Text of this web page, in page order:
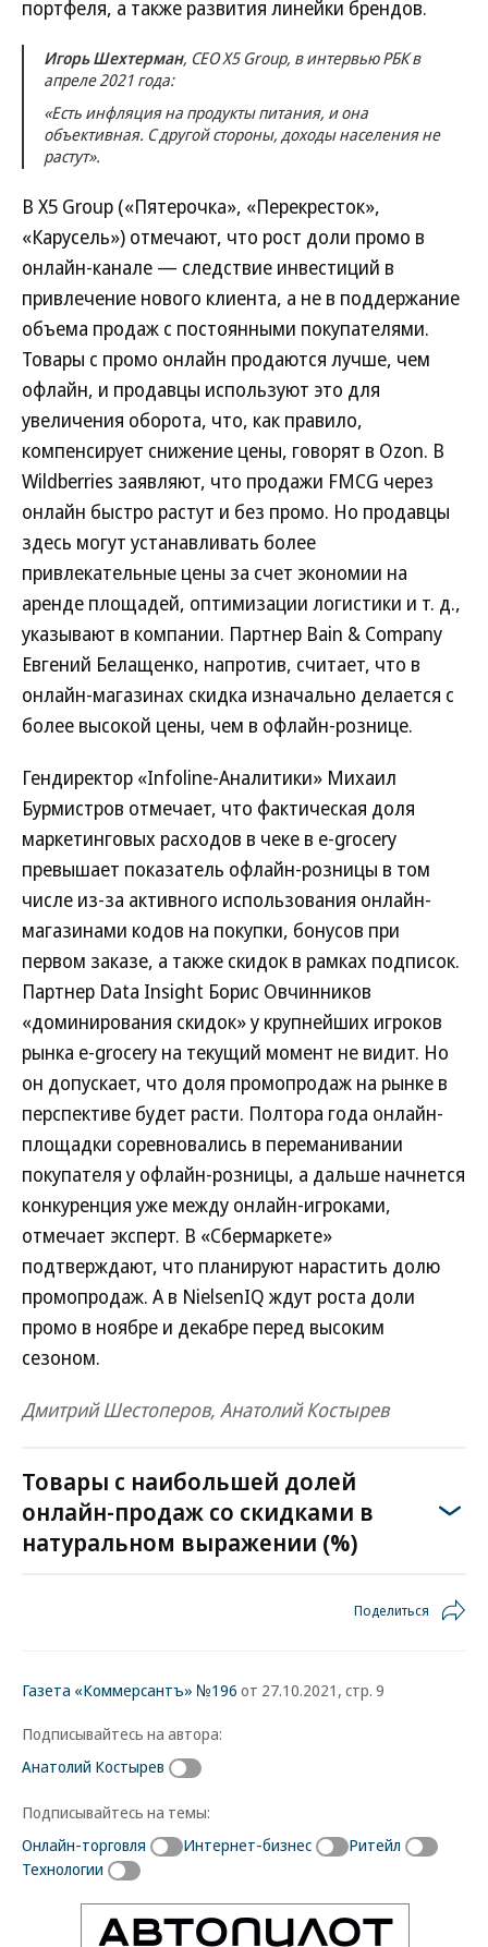
портфеля, а также развития линейки брендов.
Игорь Шехтерман, CEO X5 Group, в интервью РБК в
апреле 2021 года:
«Есть инфляция на продукты питания, и она
объективная. С другой стороны, доходы населения не
растут».
В X5 Group («Пятерочка», «Перекресток»,
«Карусель») отмечают, что рост доли промо в
онлайн-канале — следствие инвестиций в
привлечение нового клиента, а не в поддержание
объема продаж с постоянными покупателями.
Товары с промо онлайн продаются лучше, чем
офлайн, и продавцы используют это для
увеличения оборота, что, как правило,
компенсирует снижение цены, говорят в Ozon. В
Wildberries заявляют, что продажи FMCG через
онлайн быстро растут и без промо. Но продавцы
здесь могут устанавливать более
привлекательные цены за счет экономии на
аренде площадей, оптимизации логистики и т. д.,
указывают в компании. Партнер Bain & Company
Евгений Белащенко, напротив, считает, что в
онлайн-магазинах скидка изначально делается с
более высокой цены, чем в офлайн-рознице.
Гендиректор «Infoline-Аналитики» Михаил
Бурмистров отмечает, что фактическая доля
маркетинговых расходов в чеке в e-grocery
превышает показатель офлайн-розницы в том
числе из-за активного использования онлайн-
магазинами кодов на покупки, бонусов при
первом заказе, а также скидок в рамках подписок.
Партнер Data Insight Борис Овчинников
«доминирования скидок» у крупнейших игроков
рынка e-grocery на текущий момент не видит. Но
он допускает, что доля промопродаж на рынке в
перспективе будет расти. Полтора года онлайн-
площадки соревновались в переманивании
покупателя у офлайн-розницы, а дальше начнется
конкуренция уже между онлайн-игроками,
отмечает эксперт. В «Сбермаркете»
подтверждают, что планируют нарастить долю
промопродаж. А в NielsenIQ ждут роста доли
промо в ноябре и декабре перед высоким
сезоном.
Дмитрий Шестоперов, Анатолий Костырев
Товары с наибольшей долей
онлайн-продаж со скидками в
натуральном выражении (%)
Поделиться
Газета «Коммерсантъ» №196 от 27.10.2021, стр. 9
Подписывайтесь на автора:
Анатолий Костырев
Подписывайтесь на темы:
Онлайн-торговля
Интернет-бизнес
Ритейл
Технологии